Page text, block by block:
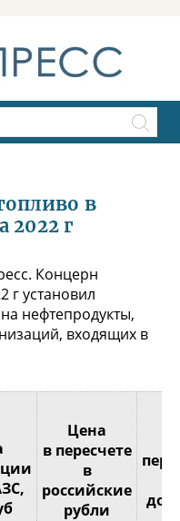
в
2022 г
Концерн
г установил
нефтепродукты,
входящих в
Цена
в пересчете
в
российские
рубли